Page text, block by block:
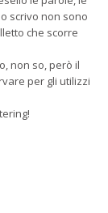
scrivo non sono
che scorre
non so, però il
per gli utilizzi